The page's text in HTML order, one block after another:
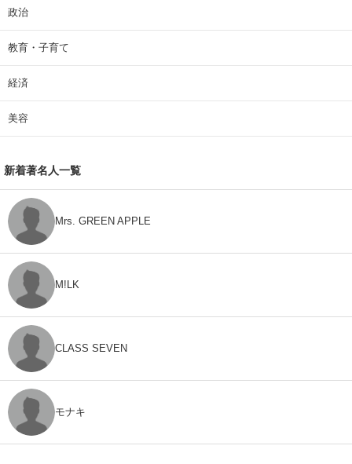
政治
教育・子育て
経済
美容
新着著名人一覧
Mrs. GREEN APPLE
M!LK
CLASS SEVEN
モナキ